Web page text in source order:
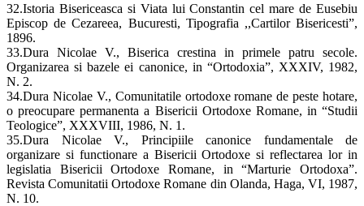
32.Istoria Bisericeasca si Viata lui Constantin cel mare de Eusebiu
Episcop de Cezareea, Bucuresti, Tipografia ,,Cartilor Bisericesti”,
1896.
33.Dura Nicolae V., Biserica crestina in primele patru secole.
Organizarea si bazele ei canonice, in “Ortodoxia”, XXXIV, 1982,
N. 2.
34.Dura Nicolae V., Comunitatile ortodoxe romane de peste hotare,
o preocupare permanenta a Bisericii Ortodoxe Romane, in “Studii
Teologice”, XXXVIII, 1986, N. 1.
35.Dura Nicolae V., Principiile canonice fundamentale de
organizare si functionare a Bisericii Ortodoxe si reflectarea lor in
legislatia Bisericii Ortodoxe Romane, in “Marturie Ortodoxa”.
Revista Comunitatii Ortodoxe Romane din Olanda, Haga, VI, 1987,
N. 10.